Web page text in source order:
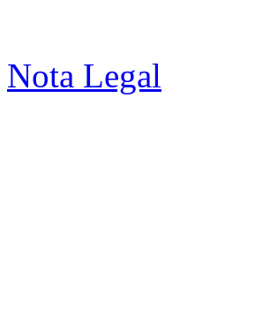
Nota Legal